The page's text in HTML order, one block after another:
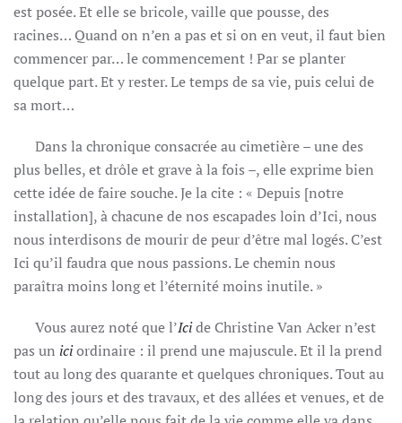
est posée. Et elle se bricole, vaille que pousse, des
racines… Quand on n’en a pas et si on en veut, il faut bien
commencer par… le commencement ! Par se planter
quelque part. Et y rester. Le temps de sa vie, puis celui de
sa mort…
Dans la chronique consacrée au cimetière – une des
plus belles, et drôle et grave à la fois –, elle exprime bien
cette idée de faire souche. Je la cite : « Depuis [notre
installation], à chacune de nos escapades loin d’Ici, nous
nous interdisons de mourir de peur d’être mal logés. C’est
Ici qu’il faudra que nous passions. Le chemin nous
paraîtra moins long et l’éternité moins inutile. »
Vous aurez noté que l’Icide Christine Van Acker n’est
pas un iciordinaire : il prend une majuscule. Et il la prend
tout au long des quarante et quelques chroniques. Tout au
long des jours et des travaux, et des allées et venues, et de